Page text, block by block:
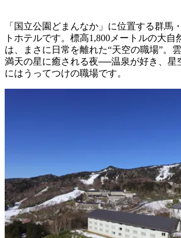
「国立公園どまんなか」に位置する群馬
トホテルです。標高1,800メートルの大自
は、まさに日常を離れた“天空の職場”。
満天の星に癒される夜──温泉が好き、星
にはうってつけの職場です。